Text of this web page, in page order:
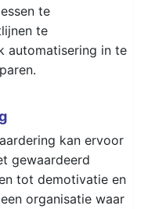
te
te
automatisering in te
kan ervoor
gewaardeerd
tot demotivatie en
organisatie waar